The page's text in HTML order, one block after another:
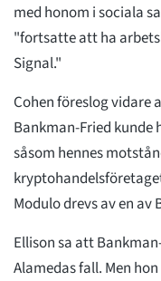
med honom i sociala
"fortsatte att ha
Signal."
Cohen föreslog vidare
Bankman-Fried kunde
såsom hennes
Modulo drevs av en
Ellison sa att
Alamedas fall. Men